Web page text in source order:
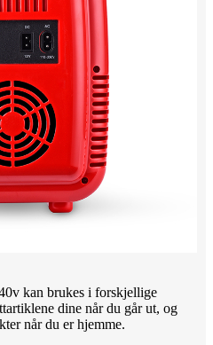
kan brukes i forskjellige
dine når du går ut, og
når du er hjemme.